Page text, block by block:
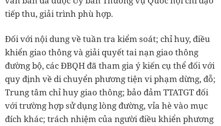
tiếp thu, giải trình phù hợp.
Đối với nội dung về tuần tra kiểm soát; chỉ huy, điều
khiển giao thông và giải quyết tai nạn giao thông
đường bộ, các ĐBQH đã tham gia ý kiến cụ thể đối với
quy định về di chuyển phương tiện vi phạm dừng, đỗ;
Trung tâm chỉ huy giao thông; bảo đảm TTATGT đối
với trường hợp sử dụng lòng đường, vỉa hè vào mục
đích khác; trách nhiệm của người điều khiển phương